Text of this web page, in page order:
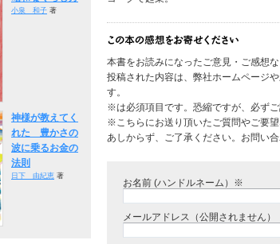
本書をお読みになったご意見・ご感想
投稿された内容は、弊社ホームページ
す。
※は必須項目です。恐縮ですが、必ずご
※こちらにお送り頂いたご質問やご要
あしからず、ご了承ください。お問い合
お名前 (ハンドルネーム）※
メールアドレス（公開されません）
小泉 和子 著
神様が教えてく
れた 豊かさの
波に乗るお金の
法則
日下 由紀恵 著